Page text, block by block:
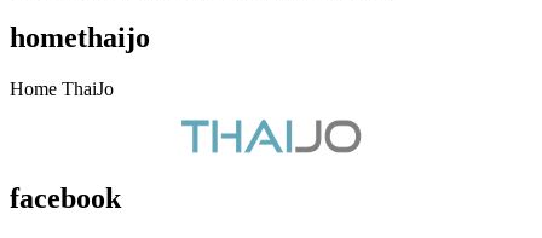
homethaijo
Home ThaiJo
facebook